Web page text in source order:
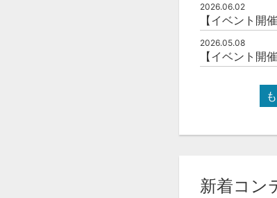
2026.06.02
2026.05.08
新着コン